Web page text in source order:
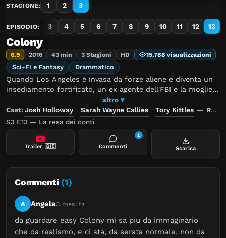
STAGIONE: 1 2 3
EPISODIO:
1 2 3 4 5 6 7 8 9 10 11 12 13
Colony
6.9 2016 43 min 3 Stagioni HD 15.788 visualizzazioni
Sci-Fi e Fantasy Drammatico
Quando Los Angeles è invasa da forze aliene e diventa un
insediamento fortificato, un ex agente dell'FBI e la moglie
rischiano tutto per ritrovare il figlio.
altro ▾
Cast:Josh Holloway· Sarah Wayne Callies · Tory Kittles — Regia:
S3 E13 — La resa dei conti
Trailer 🇬🇧 Commenti
1
Scarica
Commenti (1)
A Angela3 mesi fa
da guardare easy Colony mi sa piu da immaginario
che da realismo, e ci sta, da serata normale, non da